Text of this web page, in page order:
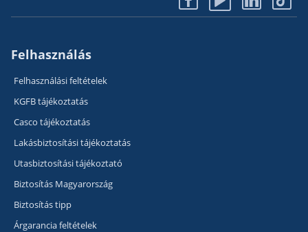
Felhasználás
Felhasználási feltételek
KGFB tájékoztatás
Casco tájékoztatás
Lakásbiztosítási tájékoztatás
Utasbiztosítási tájékoztató
Biztosítás Magyarország
Biztosítás tipp
Árgarancia feltételek